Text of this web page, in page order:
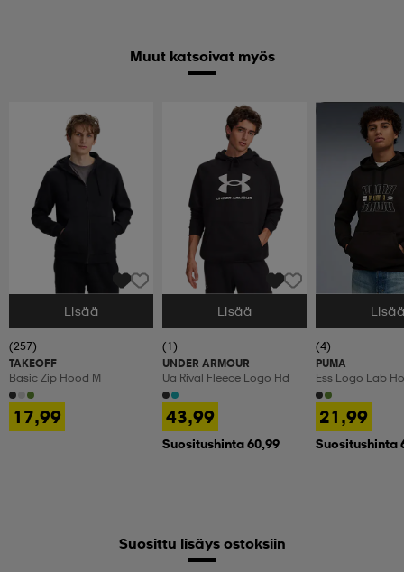
Muut katsoivat myös
Valitse Koko
Lisää
(257)
TAKEOFF
Basic Zip Hood M
17,99
Valitse Koko
Lisää
(1)
UNDER ARMOUR
Ua Rival Fleece Logo Hd
43,99
Suositushinta 60,99
Huippuedullinen
Valitse Koko
(4)
PUMA
Ess Logo Lab
21,99
Suositushinta
Suosittu lisäys ostoksiin